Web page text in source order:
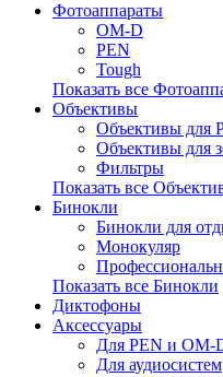
Фотоаппараты
OM-D
PEN
Tough
Показать все
Объективы
Объективы для
Объективы для
Фильтры
Показать все
Бинокли
Бинокли для
Монокуляр
Показать все Бинокли
Диктофоны
Аксессуары
Для PEN и OM-
Для аудиосистем